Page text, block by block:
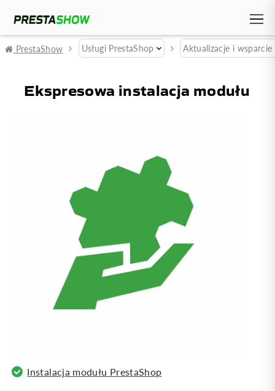
PrestaShow Usługi PrestaShop Aktualizacje i wsparcie
Ekspresowa instalacja modułu
Instalacja modułu PrestaShop